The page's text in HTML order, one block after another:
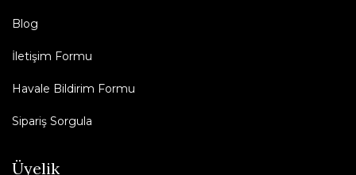
Blog
İletişim Formu
Havale Bildirim Formu
Sipariş Sorgula
Üyelik